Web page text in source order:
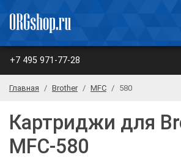
+7 495 971-77-28
Главная Brother MFC 580
Картриджи для
MFC-580